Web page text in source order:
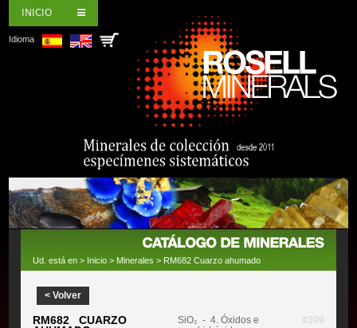
INICIO
Idioma
Ud. está en > Inicio > Minerales > RM682 Cuarzo ahumado
< Volver
RM682 CUARZO
SiO₂ - 4. Óxidos e
#399